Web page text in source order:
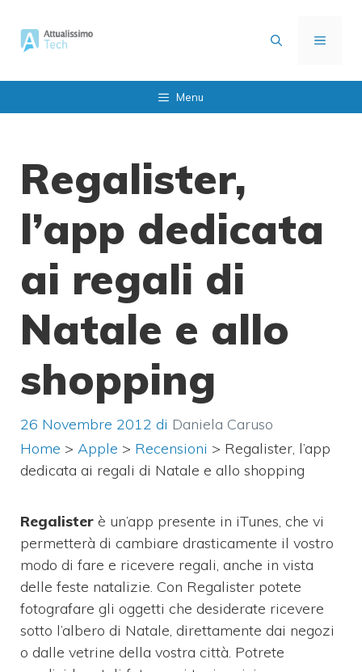
contenuto
MENU
Menu
Regalister,
l’app dedicata
ai regali di
Natale e allo
shopping
26 Novembre 2012 di Daniela Caruso
Home > Apple > Recensioni > Regalister, l’app
dedicata ai regali di Natale e allo shopping
Regalister è un’app presente in iTunes, che vi
permetterà di cambiare drasticamente il vostro
modo di fare e ricevere regali, anche in vista
delle feste natalizie. Con Regalister potete
fotografare gli oggetti che desiderate ricevere
sotto l’albero di Natale, direttamente dai negozi
o dalle vetrine della vostra città. Potrete